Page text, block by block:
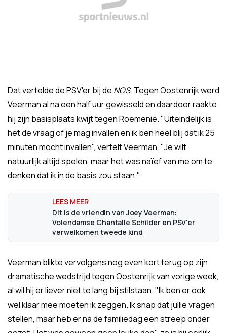
Dat vertelde de PSV'er bij de NOS. Tegen Oostenrijk werd
Veerman al na een half uur gewisseld en daardoor raakte
hij zijn basisplaats kwijt tegen Roemenië. "Uiteindelijk is
het de vraag of je mag invallen en ik ben heel blij dat ik 25
minuten mocht invallen", vertelt Veerman. "Je wilt
natuurlijk altijd spelen, maar het was naïef van me om te
denken dat ik in de basis zou staan."
Dit is de vriendin van Joey Veerman:
Volendamse Chantalle Schilder en PSV'er
verwelkomen tweede kind
Veerman blikte vervolgens nog even kort terug op zijn
dramatische wedstrijd tegen Oostenrijk van vorige week,
al wil hij er liever niet te lang bij stilstaan. "Ik ben er ook
wel klaar mee moeten ik zeggen. Ik snap dat jullie vragen
stellen, maar heb er na de familiedag een streep onder